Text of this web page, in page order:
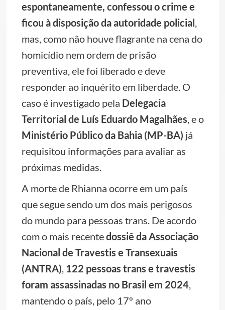
espontaneamente, confessou o crime e
ficou à disposição da autoridade policial,
mas, como não houve flagrante na cena do
homicídio nem ordem de prisão
preventiva, ele foi liberado e deve
responder ao inquérito em liberdade. O
caso é investigado pela Delegacia
Territorial de Luís Eduardo Magalhães, e o
Ministério Público da Bahia (MP-BA) já
requisitou informações para avaliar as
próximas medidas.
A morte de Rhianna ocorre em um país
que segue sendo um dos mais perigosos
do mundo para pessoas trans. De acordo
com o mais recentedossiê da Associação
Nacional de Travestis e Transexuais
(ANTRA), 122 pessoas trans e travestis
foram assassinadas no Brasil em 2024,
mantendo o país, pelo 17º ano